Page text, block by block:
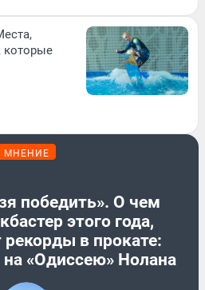
которые
МНЕНИЕ
победить». О чем
этого года,
в прокате:
«Одиссею» Нолана